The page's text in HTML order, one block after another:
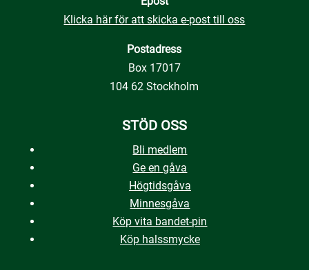
Klicka här för att skicka e-post till oss
Postadress
Box 17017
104 62 Stockholm
STÖD OSS
Bli medlem
Ge en gåva
Högtidsgåva
Minnesgåva
Köp vita bandet-pin
Köp halssmycke